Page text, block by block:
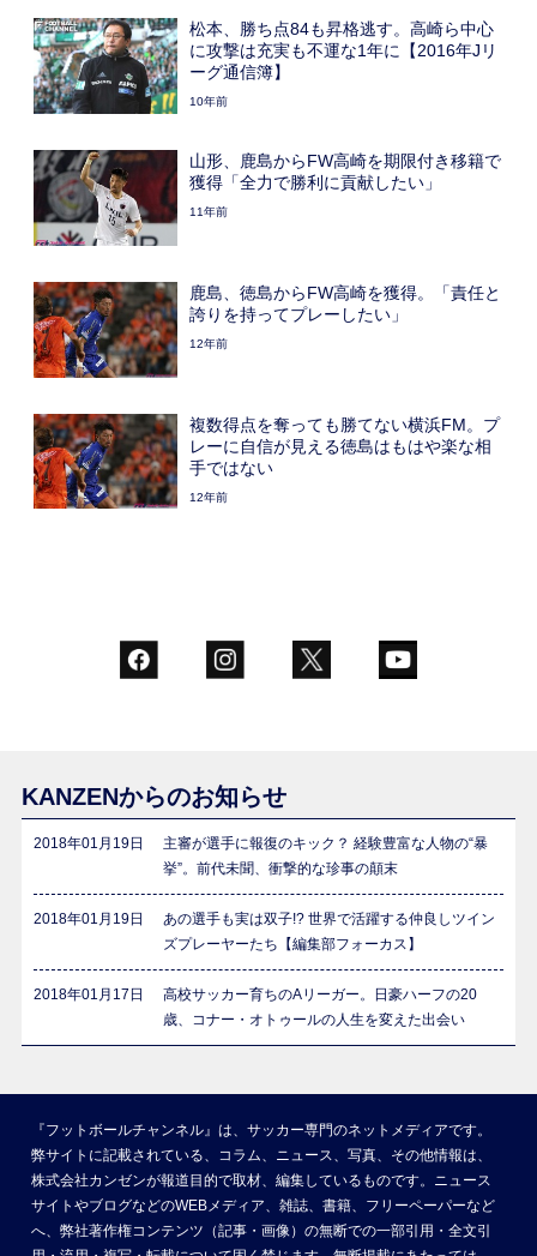
松本、勝ち点84も昇格逃す。高崎ら中心
に攻撃は充実も不運な1年に【2016年Jリ
ーグ通信簿】
10年前
山形、鹿島からFW高崎を期限付き移籍で
獲得「全力で勝利に貢献したい」
11年前
鹿島、徳島からFW高崎を獲得。「責任と
誇りを持ってプレーしたい」
12年前
複数得点を奪っても勝てない横浜FM。プ
レーに自信が見える徳島はもはや楽な相
手ではない
12年前
KANZENからのお知らせ
2018年01月19日
主審が選手に報復のキック？ 経験豊富な人物の“暴
挙”。前代未聞、衝撃的な珍事の顛末
2018年01月19日
あの選手も実は双子!? 世界で活躍する仲良しツイン
ズプレーヤーたち【編集部フォーカス】
2018年01月17日
高校サッカー育ちのAリーガー。日豪ハーフの20
歳、コナー・オトゥールの人生を変えた出会い
『フットボールチャンネル』は、サッカー専門のネットメディアです。
弊サイトに記載されている、コラム、ニュース、写真、その他情報は、
株式会社カンゼンが報道目的で取材、編集しているものです。ニュース
サイトやブログなどのWEBメディア、雑誌、書籍、フリーペーパーなど
へ、弊社著作権コンテンツ（記事・画像）の無断での一部引用・全文引